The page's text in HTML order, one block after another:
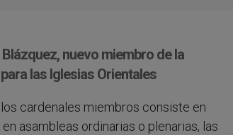
nuevo miembro de la
las Iglesias Orientales
cardenales miembros consiste en
asambleas ordinarias o plenarias, las